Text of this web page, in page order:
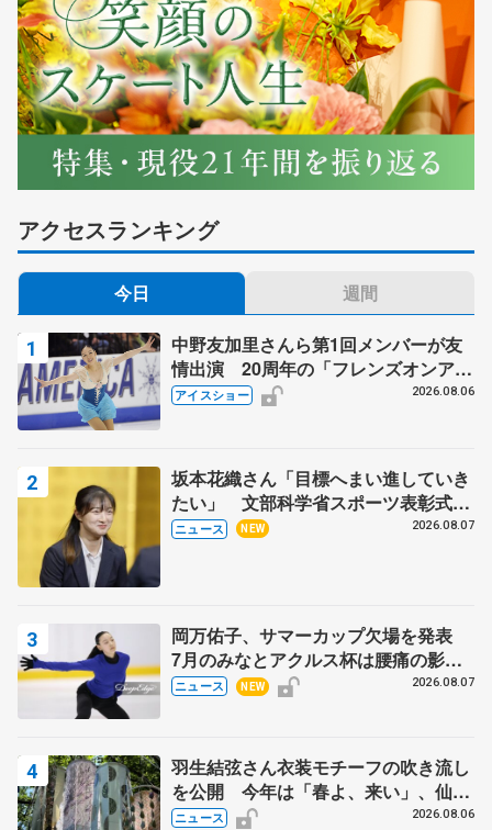
アクセスランキング
今日 週間
中野友加里さんら第1回メンバーが友
情出演 20周年の「フレンズオンアイ
ス」 宮本賢二さん、有川梨絵さん、
アイスショー 2026.08.06
坂本花織さん「目標へまい進していき
たい」 文部科学省スポーツ表彰式で
代表謝辞
ニュース NEW 2026.08.07
岡万佑子、サマーカップ欠場を発表
7月のみなとアクルス杯は腰痛の影響
で
ニュース NEW 2026.08.07
羽生結弦さん衣装モチーフの吹き流し
を公開 今年は「春よ、来い」、仙台
の瑞鳳殿
ニュース 2026.08.06